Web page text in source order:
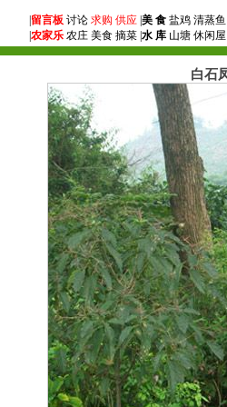
留言板 讨论 求购 供应 美 食 盐鸡 清蒸鱼
农家乐 农庄 美食 摘菜 | 水 库 山塘 休闲屋
白石